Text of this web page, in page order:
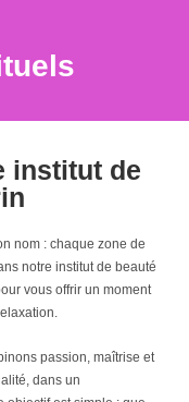
institut de
nom : chaque zone de
notre institut de beauté
vous offrir un moment
passion, maîtrise et
dans un